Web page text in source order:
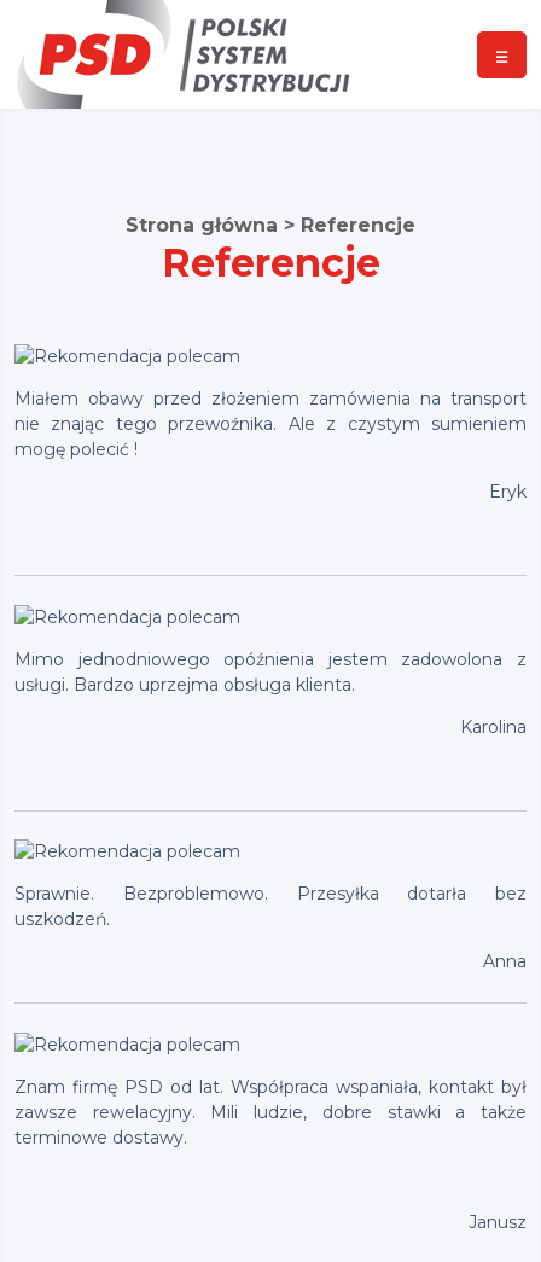
☰
Strona główna > Referencje
Referencje
Miałem obawy przed złożeniem zamówienia na transport
nie znając tego przewoźnika. Ale z czystym sumieniem
mogę polecić !
Eryk
Mimo jednodniowego opóźnienia jestem zadowolona z
usługi. Bardzo uprzejma obsługa klienta.
Karolina
Sprawnie. Bezproblemowo. Przesyłka dotarła bez
uszkodzeń.
Anna
Znam firmę PSD od lat. Współpraca wspaniała, kontakt był
zawsze rewelacyjny. Mili ludzie, dobre stawki a także
terminowe dostawy.
Janusz